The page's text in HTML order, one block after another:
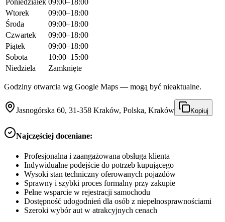
Poniedziałek 09:00–18:00
Wtorek
09:00–18:00
Środa
09:00–18:00
Czwartek
09:00–18:00
Piątek
09:00–18:00
Sobota
10:00–15:00
Niedziela
Zamknięte
Godziny otwarcia wg Google Maps — mogą być nieaktualne.
Jasnogórska 60, 31-358 Kraków, Polska, Kraków Kopiuj
Najczęściej doceniane:
Profesjonalna i zaangażowana obsługa klienta
Indywidualne podejście do potrzeb kupującego
Wysoki stan techniczny oferowanych pojazdów
Sprawny i szybki proces formalny przy zakupie
Pełne wsparcie w rejestracji samochodu
Dostępność udogodnień dla osób z niepełnosprawnościami
Szeroki wybór aut w atrakcyjnych cenach